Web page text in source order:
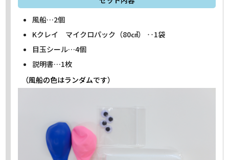
風船…2個
Kクレイ マイクロパック（80㎤） ‥1袋
目玉シール…4個
説明書…1枚
（風船の色はランダムです）